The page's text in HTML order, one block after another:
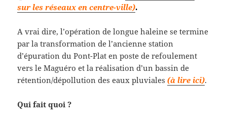
sur les réseaux en centre-ville).
A vrai dire, l’opération de longue haleine se termine
par la transformation de l’ancienne station
d’épuration du Pont-Plat en poste de refoulement
vers le Maguéro et la réalisation d’un bassin de
rétention/dépollution des eaux pluviales(à lire ici).
Qui fait quoi ?